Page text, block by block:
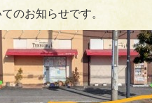
のお知らせです。